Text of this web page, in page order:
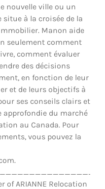
nouvelle ville ou un
situe à la croisée de la
Manon aide
seulement comment
comment évaluer
des décisions
en fonction de leur
et de leurs objectifs à
ses conseils clairs et
approfondie du marché
au Canada. Pour
vous pouvez la
ARIANNE Relocation